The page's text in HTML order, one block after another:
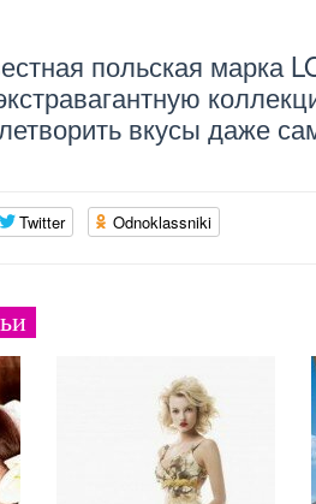
польская марка
вкусы даже
Twitter Odnoklassniki